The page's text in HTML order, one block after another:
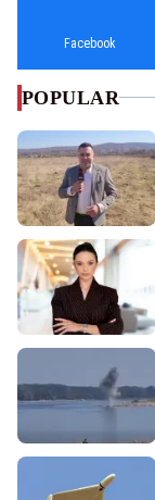
Facebook
POPULAR